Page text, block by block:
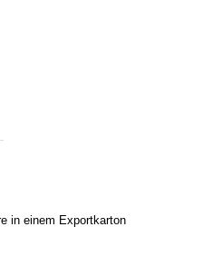
in einem Exportkarton